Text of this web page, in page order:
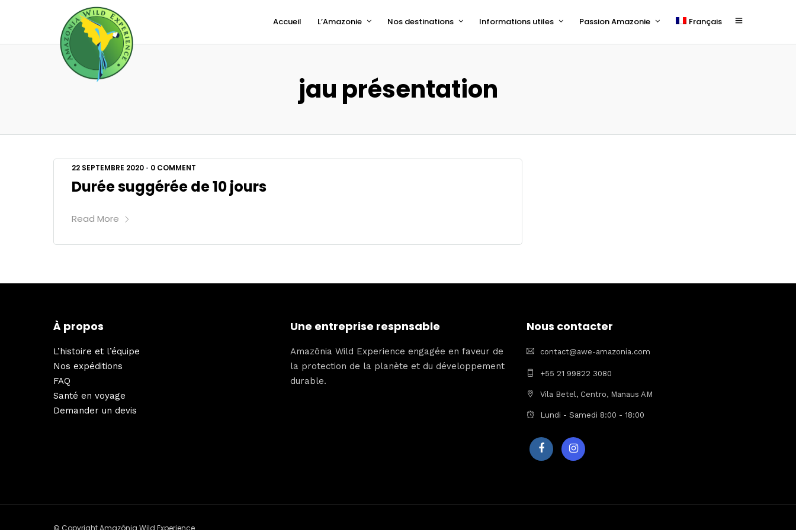
Accueil L’Amazonie Nos destinations Informations utiles Passion Amazonie Français
jau présentation
22 SEPTEMBRE 2020 • 0 COMMENT
Durée suggérée de 10 jours
Read More
À propos
L’histoire et l’équipe
Nos expéditions
FAQ
Santé en voyage
Demander un devis
Une entreprise respnsable
Amazônia Wild Experience engagée en faveur de
la protection de la planète et du développement
durable.
Nous contacter
contact@awe-amazonia.com
+55 21 99822 3080
Vila Betel, Centro, Manaus AM
Lundi - Samedi 8:00 - 18:00
© Copyright Amazônia Wild Experience